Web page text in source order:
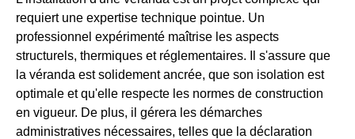
requiert une expertise technique pointue. Un
professionnel expérimenté maîtrise les aspects
structurels, thermiques et réglementaires. Il s'assure que
la véranda est solidement ancrée, que son isolation est
optimale et qu'elle respecte les normes de construction
en vigueur. De plus, il gérera les démarches
administratives nécessaires, telles que la déclaration